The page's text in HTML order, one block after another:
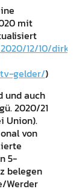
mit
12/10/dirk-
gelder/)
und auch
2020/21
Union).
von
5-
belegen
Werder